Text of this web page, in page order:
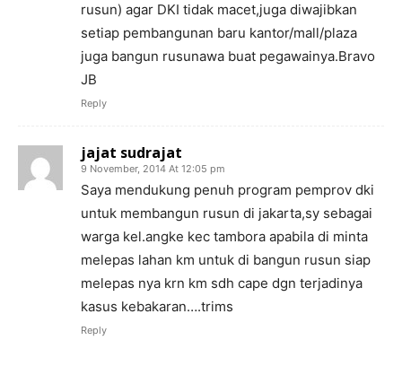
rusun) agar DKI tidak macet,juga diwajibkan
setiap pembangunan baru kantor/mall/plaza
juga bangun rusunawa buat pegawainya.Bravo
JB
Reply
jajat sudrajat
9 November, 2014 At 12:05 pm
Saya mendukung penuh program pemprov dki
untuk membangun rusun di jakarta,sy sebagai
warga kel.angke kec tambora apabila di minta
melepas lahan km untuk di bangun rusun siap
melepas nya krn km sdh cape dgn terjadinya
kasus kebakaran….trims
Reply